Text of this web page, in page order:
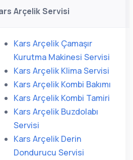
Arçelik Servisi
Kars Arçelik Çamaşır
Kurutma Makinesi Servisi
Kars Arçelik Klima Servisi
Kars Arçelik Kombi Bakımı
Kars Arçelik Kombi Tamiri
Kars Arçelik Buzdolabı
Servisi
Kars Arçelik Derin
Dondurucu Servisi